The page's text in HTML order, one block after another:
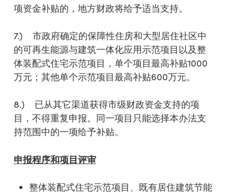
项资金补贴的，地方财政将给予适当支持。
7.) 市政府确定的保障性住房和大型居住社区中
的可再生能源与建筑一体化应用示范项目以及整
体装配式住宅示范项目，单个项目最高补贴1000
万元；其他单个示范项目最高补贴600万元。
8.) 已从其它渠道获得市级财政资金支持的项
目，不得重复申报。同一项目只能选择本办法支
持范围中的一项给予补贴。
申报程序和项目评审
整体装配式住宅示范项目、既有居住建筑节能